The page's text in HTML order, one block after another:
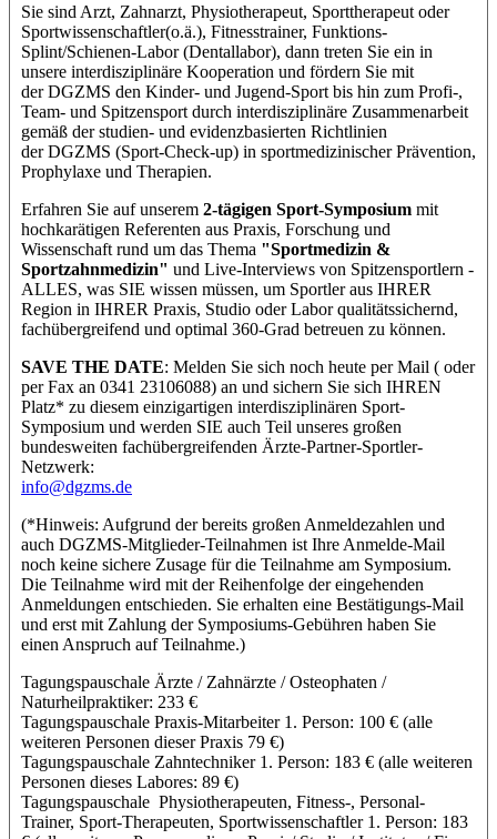
Sie sind Arzt, Zahnarzt, Physiotherapeut, Sporttherapeut oder
Sportwissenschaftler(o.ä.), Fitnesstrainer, Funktions-
Splint/Schienen-Labor (Dentallabor), dann treten Sie ein in
unsere interdisziplinäre Kooperation und fördern Sie mit
derDGZMS den Kinder- und Jugend-Sport bis hin zum Profi-,
Team- und Spitzensport durch interdisziplinäre Zusammenarbeit
gemäß der studien- und evidenzbasierten Richtlinien
derDGZMS (Sport-Check-up) in sportmedizinischer Prävention,
Prophylaxe und Therapien.
Erfahren Sie auf unserem 2-tägigen Sport-Symposium mit
hochkarätigen Referenten aus Praxis, Forschung und
Wissenschaft rund um das Thema "Sportmedizin &
Sportzahnmedizin" und Live-Interviews von Spitzensportlern -
ALLES, was SIE wissen müssen, um Sportler aus IHRER
Region in IHRER Praxis, Studio oder Labor qualitätssichernd,
fachübergreifend und optimal 360-Grad betreuen zu können.
SAVE THE DATE: Melden Sie sich noch heute per Mail ( oder
per Fax an 0341 23106088) an und sichern Sie sich IHREN
Platz* zu diesem einzigartigen interdisziplinären Sport-
Symposium und werden SIE auch Teil unseres großen
bundesweiten fachübergreifenden Ärzte-Partner-Sportler-
Netzwerk:
info@dgzms.de
(*Hinweis: Aufgrund der bereits großen Anmeldezahlen und
auch DGZMS-Mitglieder-Teilnahmen ist Ihre Anmelde-Mail
noch keine sichere Zusage für die Teilnahme am Symposium.
Die Teilnahme wird mit der Reihenfolge der eingehenden
Anmeldungen entschieden. Sie erhalten eine Bestätigungs-Mail
und erst mit Zahlung der Symposiums-Gebühren haben Sie
einen Anspruch auf Teilnahme.)
Tagungspauschale Ärzte / Zahnärzte / Osteophaten /
Naturheilpraktiker: 233 €
Tagungspauschale Praxis-Mitarbeiter 1. Person: 100 € (alle
weiteren Personen dieser Praxis 79 €)
Tagungspauschale Zahntechniker 1. Person: 183 € (alle weiteren
Personen dieses Labores: 89 €)
Tagungspauschale Physiotherapeuten, Fitness-, Personal-
Trainer, Sport-Therapeuten, Sportwissenschaftler 1. Person: 183